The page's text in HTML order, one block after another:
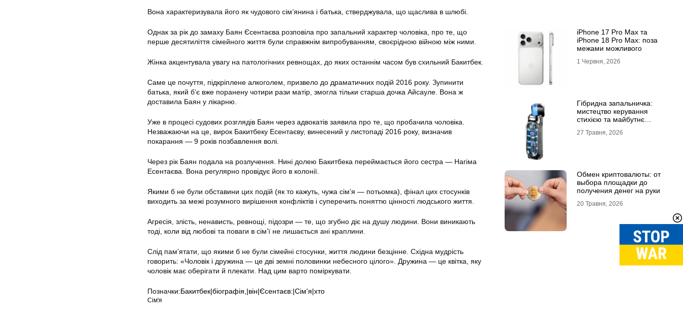
Вона характеризувала його як чудового сім’янина і батька, стверджувала, що щаслива в шлюбі.
Однак за рік до замаху Баян Єсентаєва розповіла про запальний характер чоловіка, про те, що
перше десятиліття сімейного життя були справжнім випробуванням, своєрідною війною між ними.
Жінка акцентувала увагу на патологічних ревнощах, до яких останнім часом був схильний Бакитбек.
Саме це почуття, підкріплене алкоголем, призвело до драматичних подій 2016 року. Зупинити
батька, який б’є вже поранену чотири рази матір, змогла тільки старша дочка Айсауле. Вона ж
доставила Баян у лікарню.
Уже в процесі судових розглядів Баян через адвокатів заявила про те, що пробачила чоловіка.
Незважаючи на це, вирок Бакитбеку Есентаєву, винесений у листопаді 2016 року, визначив
покарання — 9 років позбавлення волі.
Через рік Баян подала на розлучення. Нині долею Бакитбека переймається його сестра — Нагіма
Есентаєва. Вона регулярно провідує його в колонії.
Якими б не були обставини цих подій (як то кажуть, чужа сім’я — потьомка), фінал цих стосунків
виходить за межі розумного вирішення конфліктів і суперечить поняттю цінності людського життя.
Агресія, злість, ненависть, ревнощі, підозри — те, що згубно діє на душу людини. Вони виникають
тоді, коли від любові та поваги в сім’ї не лишається ані краплини.
Слід пам’ятати, що якими б не були сімейні стосунки, життя людини безцінне. Східна мудрість
говорить: «Чоловік і дружина — це дві земні половинки небесного цілого». Дружина — це квітка, яку
чоловік має оберігати й плекати. Над цим варто поміркувати.
Позначки:Бакитбек|біографія,|він|Єсентаєв:|Сім'я|хто
Сім'я
iPhone 17 Pro Max та
iPhone 18 Pro Max: поза
межами можливого
1 Червня, 2026
Гібридна запальничка:
мистецтво керування
стихією та майбутнє
27 Травня, 2026
Обмен криптовалюты: от
выбора площадки до
получения денег на руки
20 Травня, 2026